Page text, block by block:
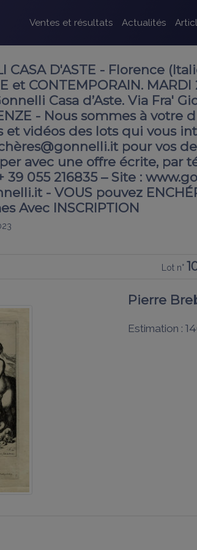
Ventes et résultats Actualités
CASA D'ASTE - Florence
et CONTEMPORAIN.
Casa d’Aste. Via Fra'
- Nous sommes à votre
et vidéos des lots qui vous
pour vos
avec une offre écrite, par
39 055 216835 – Site :
- VOUS pouvez
Avec INSCRIPTION
Lot n°
Pierre
Estimation :